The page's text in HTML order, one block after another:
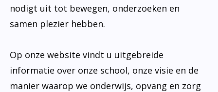
nodigt uit tot bewegen, onderzoeken en
samen plezier hebben.
Op onze website vindt u uitgebreide
informatie over onze school, onze visie en de
manier waarop we onderwijs, opvang en zorg